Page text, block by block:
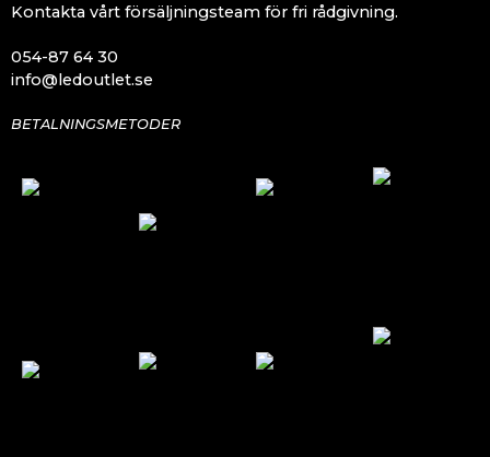
Kontakta vårt försäljningsteam för fri rådgivning.
054-87 64 30
info@ledoutlet.se
BETALNINGSMETODER